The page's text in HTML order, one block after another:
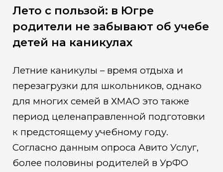
Лето с пользой: в Югре
родители не забывают об учебе
детей на каникулах
Летние каникулы – время отдыха и
перезагрузки для школьников, однако
для многих семей в ХМАО это также
период целенаправленной подготовки
к предстоящему учебному году.
Согласно данным опроса Авито Услуг,
более половины родителей в УрФО